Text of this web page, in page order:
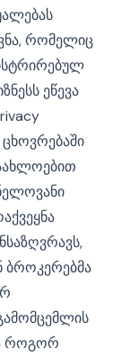
რომელიც
ეწევა
ბროკერებმა
როგორ